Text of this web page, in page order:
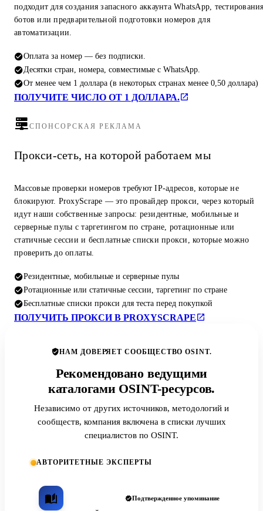
подходит для создания запасного аккаунта WhatsApp,
ботов или предварительной подготовки номеров для
автоматизации.
Оплата за номер — без подписки.
Десятки стран, номера, совместимые с WhatsApp.
От менее чем 1 доллара (в некоторых странах менее 0,50 доллара)
ПОЛУЧИТЕ ЧИСЛО ОТ 1 ДОЛЛАРА.
СПОНСОРСКАЯ РЕКЛАМА
Прокси-сеть, на которой работаем мы
Массовые проверки номеров требуют IP-адресов, которые не
блокируют. ProxyScrape — это провайдер прокси, через который
идут наши собственные запросы: резидентные, мобильные и
серверные пулы с таргетингом по стране, ротационные или
статичные сессии и бесплатные списки прокси, которые можно
проверить до оплаты.
Резидентные, мобильные и серверные пулы
Ротационные или статичные сессии, таргетинг по стране
Бесплатные списки прокси для теста перед покупкой
ПОЛУЧИТЬ ПРОКСИ В PROXYSCRAPE
НАМ ДОВЕРЯЕТ СООБЩЕСТВО OSINT.
Рекомендовано ведущими
каталогами OSINT-ресурсов.
Независимо от других источников, методологий и
сообществ, компания включена в списки лучших
специалистов по OSINT.
АВТОРИТЕТНЫЕ ЭКСПЕРТЫ
Подтвержденное упоминание